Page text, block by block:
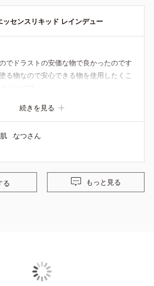
ッセンスリキッド レインデュー
でドラストの安価な物で良かったのです
る物なので安心できる物を使用したくこ
続きを見る
なつさん
る もっと見る